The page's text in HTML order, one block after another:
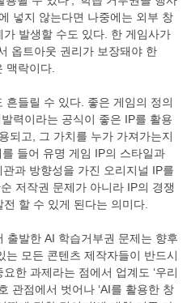
넣지 않는다면 나중에는 외부 창
발생할 수도 있다. 한 게임사가
옵트아웃 권리가 보장돼야 한
맥락이다.
흔들릴 수 있다. 좋은 게임의 정의
력이라는 공식이 좋은 IP를 활용
되고, 그 가치를 누가 가져가는지
들어 유명 게임 IP의 스타일과
과 방향성을 가진 오리지널 IP를
저작권 문제가 아니라 IP의 경쟁
할 수 있게 된다는 의미다.
출발한 AI 학습거부권 문제는 향후
모든 콘텐츠 제작자들이 반드시
한 과제라는 점에서 업계도 ‘우리
관점에서 벗어나 ‘AI를 활용한 창